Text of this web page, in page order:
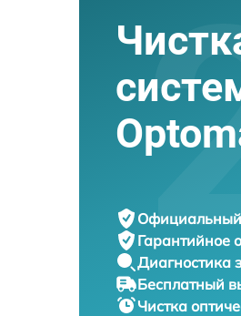
Официальный
Гарантийное
Диагностика
Бесплатный
Чистка